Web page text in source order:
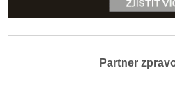
Partner